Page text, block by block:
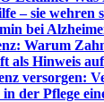
– sie wehren
bei
Warum
als Hinweis
versorgen:
der Pflege